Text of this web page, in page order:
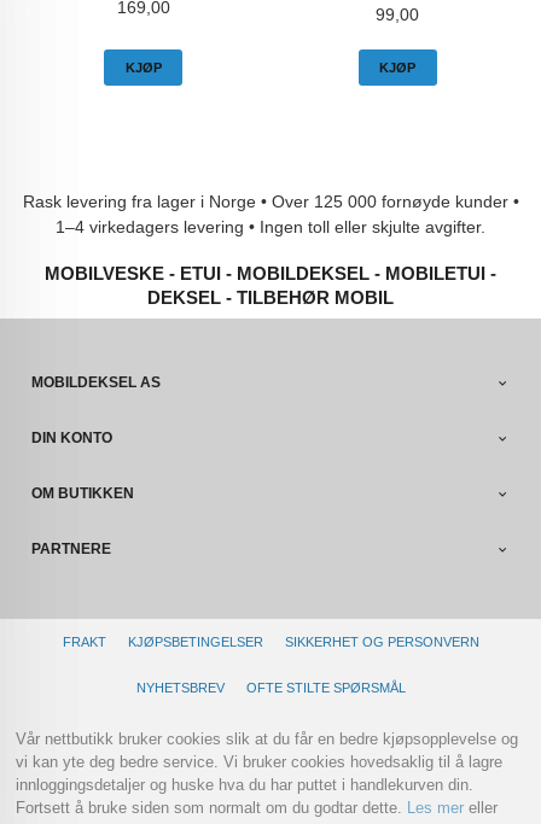
Pris
169,00
KJØP
Pris
99,00
KJØP
Rask levering fra lager i Norge • Over 125 000 fornøyde kunder •
1–4 virkedagers levering • Ingen toll eller skjulte avgifter.
MOBILVESKE - ETUI - MOBILDEKSEL - MOBILETUI -
DEKSEL - TILBEHØR MOBIL
MOBILDEKSEL AS
DIN KONTO
OM BUTIKKEN
PARTNERE
FRAKT KJØPSBETINGELSER SIKKERHET OG PERSONVERN
NYHETSBREV OFTE STILTE SPØRSMÅL
Vår nettbutikk bruker cookies slik at du får en bedre kjøpsopplevelse og
vi kan yte deg bedre service. Vi bruker cookies hovedsaklig til å lagre
innloggingsdetaljer og huske hva du har puttet i handlekurven din.
Fortsett å bruke siden som normalt om du godtar dette. Les mer eller